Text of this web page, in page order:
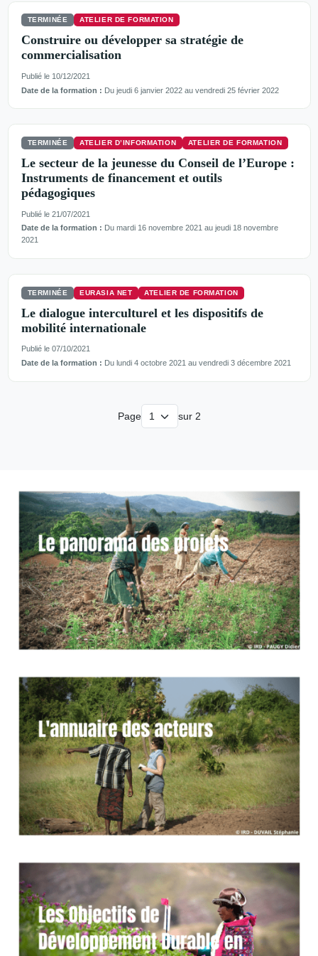
TERMINÉE ATELIER DE FORMATION
Construire ou développer sa stratégie de
commercialisation
Publié le 10/12/2021
Date de la formation : Du jeudi 6 janvier 2022 au vendredi 25 février 2022
TERMINÉE ATELIER D’INFORMATION ATELIER DE FORMATION
Le secteur de la jeunesse du Conseil de l’Europe :
Instruments de financement et outils
pédagogiques
Publié le 21/07/2021
Date de la formation : Du mardi 16 novembre 2021 au jeudi 18 novembre
2021
TERMINÉE EURASIA NET ATELIER DE FORMATION
Le dialogue interculturel et les dispositifs de
mobilité internationale
Publié le 07/10/2021
Date de la formation : Du lundi 4 octobre 2021 au vendredi 3 décembre 2021
Page sur 2